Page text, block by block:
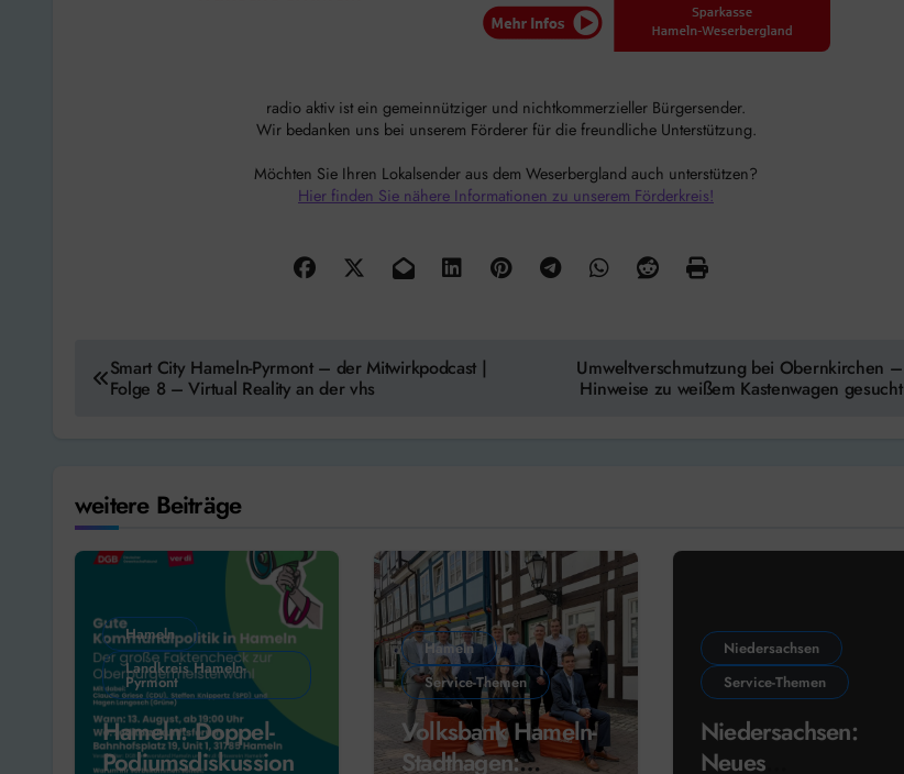
radio aktiv ist ein gemeinnütziger und nichtkommerzieller Bürgersender.
Wir bedanken uns bei unserem Förderer für die freundliche Unterstützung.
Möchten Sie Ihren Lokalsender aus dem Weserbergland auch unterstützen?
Hier finden Sie nähere Informationen zu unserem Förderkreis!
Beitragsnavigation
Smart City Hameln-Pyrmont – der Mitwirkpodcast |
Folge 8 – Virtual Reality an der vhs
Umweltverschmutzung bei Obernkirchen –
Hinweise zu weißem Kastenwagen gesucht
weitere Beiträge
Hameln
Landkreis Hameln-
Pyrmont
Hameln: Doppel-
Podiumsdiskussion
Hameln
Service-Themen
Volksbank Hameln-
Stadthagen:
Niedersachsen
Service-Themen
Niedersachsen:
Neues